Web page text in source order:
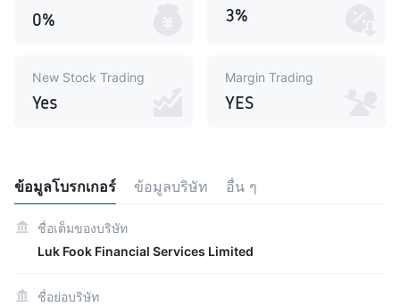
0% 3%
New Stock Trading
Yes
Margin Trading
YES
ข้อมูลโบรกเกอร์ ข้อมูลบริษัท อื่น ๆ
ชื่อเต็มของบริษัท
Luk Fook Financial Services Limited
ชื่อย่อบริษัท